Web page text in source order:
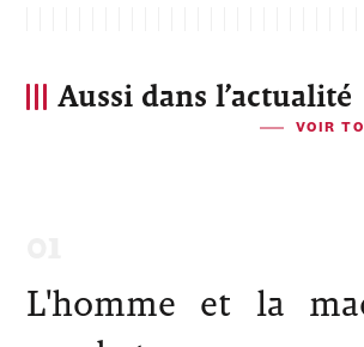
Aussi dans l’actualité
VOIR
L'homme et la